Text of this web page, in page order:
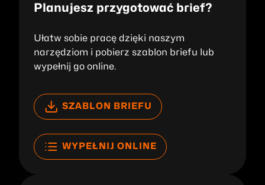
Planujesz przygotować brief?
Ułatw sobie pracę dzięki naszym
narzędziom i pobierz szablon briefu lub
wypełnij go online.
SZABLON BRIEFU
WYPEŁNIJ ONLINE